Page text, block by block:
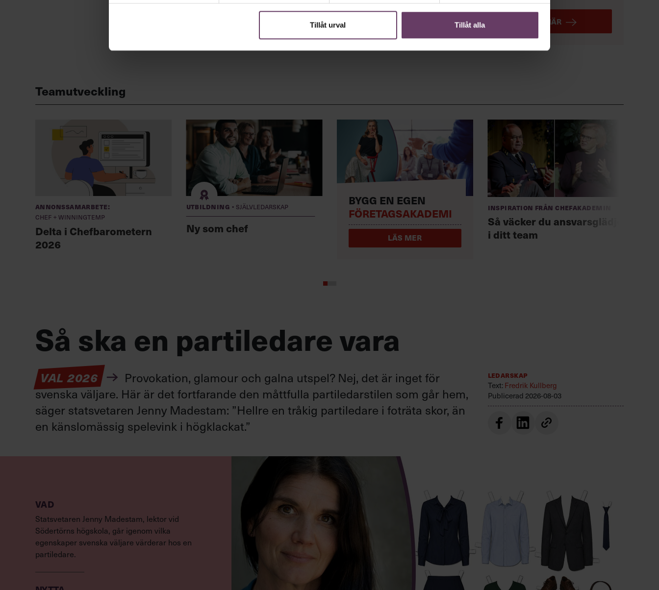
Tillåt urval Tillåt alla ANMÄL DIG HÄR
Teamutveckling
Annonssamarbete:
Chef + Winningtemp
Delta i Chefbarometern
2026
Utbildning · Självledarskap
Ny som chef
BYGG EN EGEN
FÖRETAGSAKADEMI
LÄS MER
Inspiration från Chefakademin
Så väcker du ansvarsglädje
i ditt team
Så ska en partiledare vara
VAL 2026
Provokation, glamour och galna utspel? Nej, det är inget för
svenska väljare. Här är det fortfarande den måttfulla partiledarstilen som går hem,
säger statsvetaren Jenny Madestam: ”Hellre en tråkig partiledare i foträta skor, än
en känslomässig spelevink i högklackat.”
Ledarskap
Text: Fredrik Kullberg
Publicerad 2026-08-03
VAD
Statsvetaren Jenny Madestam, lektor vid
Södertörns högskola, går igenom vilka
egenskaper svenska väljare värderar hos en
partiledare.